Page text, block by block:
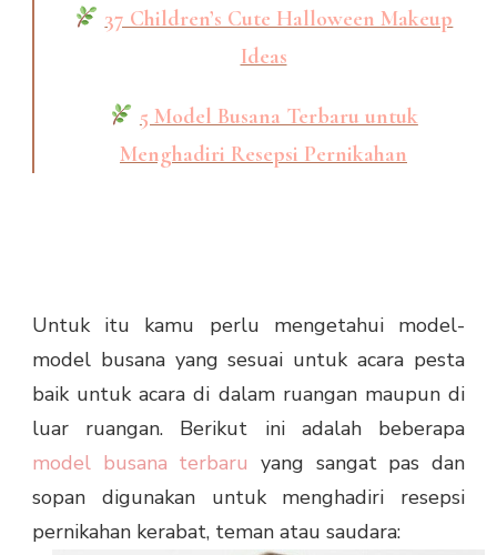
37 Children’s Cute Halloween Makeup
Ideas
5 Model Busana Terbaru untuk
Menghadiri Resepsi Pernikahan
Untuk itu kamu perlu mengetahui model-
model busana yang sesuai untuk acara pesta
baik untuk acara di dalam ruangan maupun di
luar ruangan. Berikut ini adalah beberapa
model busana terbaru yang sangat pas dan
sopan digunakan untuk menghadiri resepsi
pernikahan kerabat, teman atau saudara: